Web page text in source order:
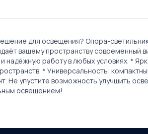
для освещения? Опора-светильник
вашему пространству современный
надёжную работу в любых условиях. *
* Универсальность:
Не упустите возможность улучшить
освещением!